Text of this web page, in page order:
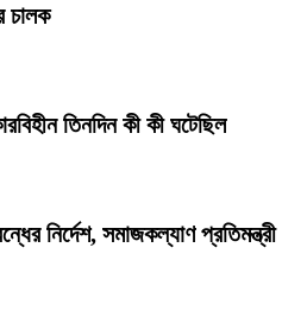
চালক
তিনদিন কী কী ঘটেছিল
নির্দেশ, সমাজকল্যাণ প্রতিমন্ত্রী